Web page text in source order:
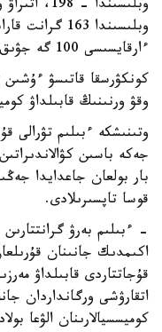
وبلىسىندا
ءارقايسىسى 100 گە جۋىق گرانت ۇسىندى.
كونكۋرسقا قاتىسۋ ءۇشىن
وقۋ ورنىنىڭ قابىلداۋ
وتىنىشكە ءبىلىم
جەكە باسىن
بار بولعان جاعدايدا
قوسا تاپسىرىلادى.
- ءبىلىم بەرۋ
اكىمدىك جانىنان
قۇجاتتاردى قابىلداۋ
اتقارۋشى ورگانداردان
كوميسسيالارىنان الۋعا